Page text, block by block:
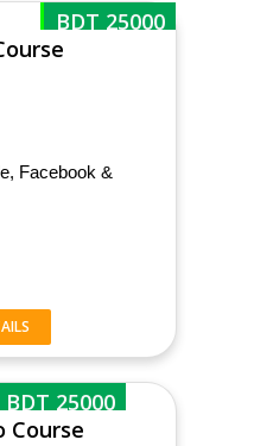
BDT 25000
Facebook &
BDT 25000
Course